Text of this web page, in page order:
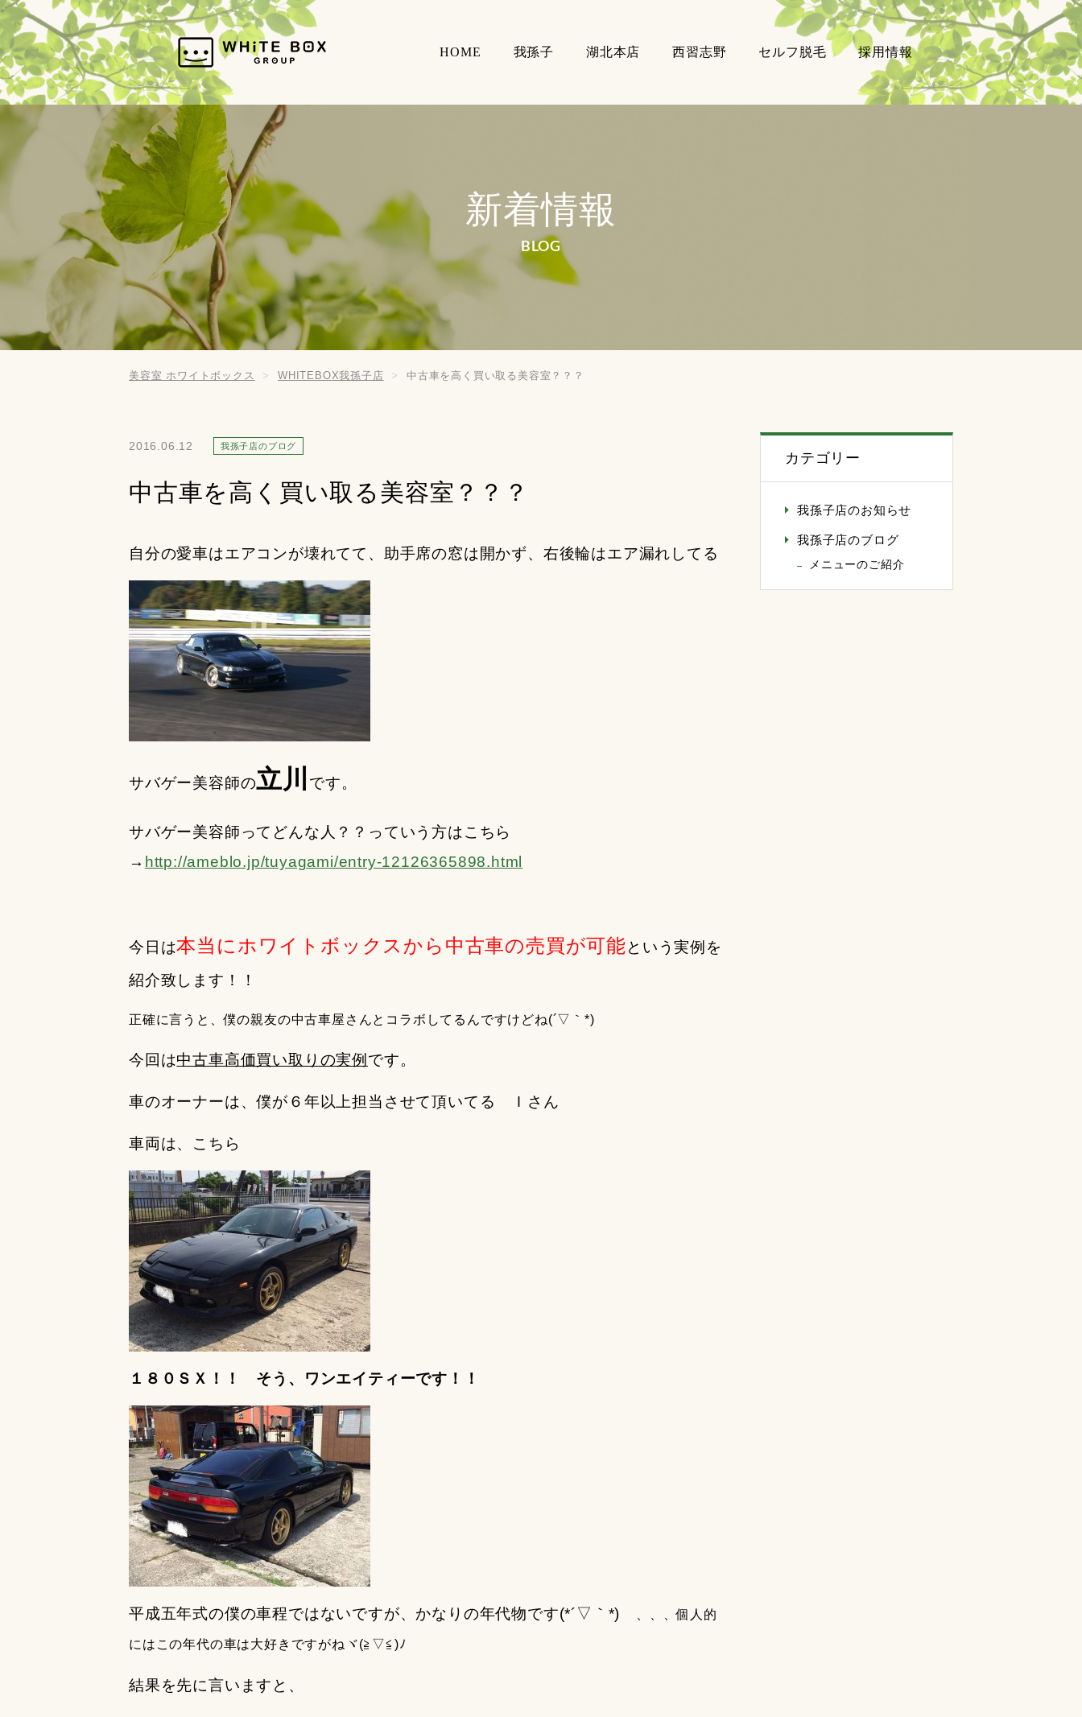
HOME 我孫子 湖北本店 西習志野 セルフ脱毛 採用情報
新着情報
BLOG
美容室 ホワイトボックス WHITEBOX我孫子店 中古車を高く買い取る美容室？？？
2016.06.12 我孫子店のブログ
中古車を高く買い取る美容室？？？
自分の愛車はエアコンが壊れてて、助手席の窓は開かず、右後輪はエア漏れしてる
サバゲー美容師の立川 です。
サバゲー美容師ってどんな人？？っていう方はこちら
→ http://ameblo.jp/tuyagami/entry-12126365898.html
今日は本当にホワイトボックスから中古車の売買が可能という実例を
紹介致します！！
正確に言うと、僕の親友の中古車屋さんとコラボしてるんですけどね(´▽｀*)
今回は中古車高価買い取りの実例 です。
車のオーナーは、僕が６年以上担当させて頂いてる Ｉさん
車両は、こちら
１８０ＳＸ！！ そう、ワンエイティーです！！
平成五年式の僕の車程ではないですが、かなりの年代物です(*´▽｀*) 、、、個人的
にはこの年代の車は大好きですがねヾ(≧▽≦)ﾉ
結果を先に言いますと、
カテゴリー
我孫子店のお知らせ
我孫子店のブログ
メニューのご紹介